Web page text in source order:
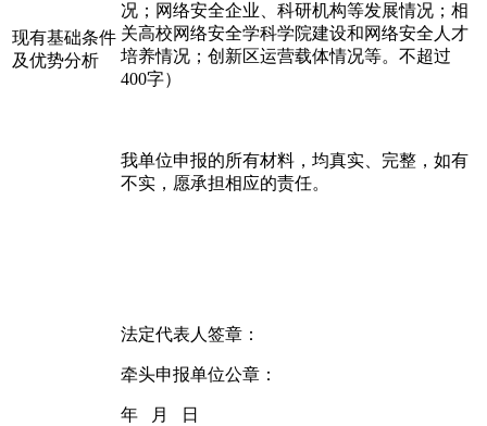
现有基础条件
及优势分析
况；网络安全企业、科研机构等发展情况；相
关高校网络安全学科学院建设和网络安全人才
培养情况；创新区运营载体情况等。不超过
400字）
我单位申报的所有材料，均真实、完整，如有
不实，愿承担相应的责任。
法定代表人签章：
牵头申报单位公章：
年 月 日